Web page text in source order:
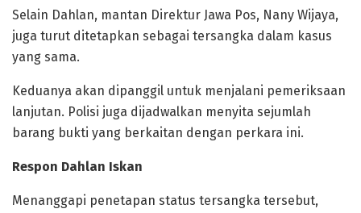
Selain Dahlan, mantan Direktur Jawa Pos, Nany Wijaya,
juga turut ditetapkan sebagai tersangka dalam kasus
yang sama.
Keduanya akan dipanggil untuk menjalani pemeriksaan
lanjutan. Polisi juga dijadwalkan menyita sejumlah
barang bukti yang berkaitan dengan perkara ini.
Respon Dahlan Iskan
Menanggapi penetapan status tersangka tersebut,